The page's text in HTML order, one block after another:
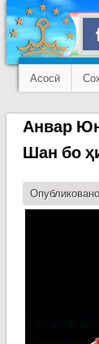
Асосӣ
Анвар
Шан бо